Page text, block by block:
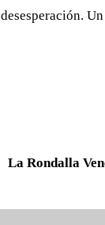
La Rondalla